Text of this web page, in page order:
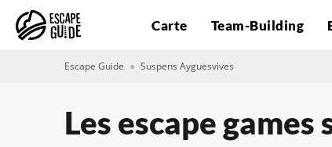
Carte Team-Building
Escape Guide Suspens Ayguesvives
Les escape games